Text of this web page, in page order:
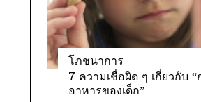
โภชนาการ
7 ความเชื่อผิด ๆ เกี่ยวกับ
อาหารของเด็ก”